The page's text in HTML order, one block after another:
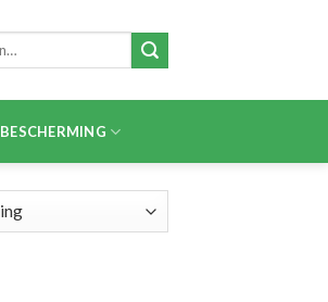
BESCHERMING